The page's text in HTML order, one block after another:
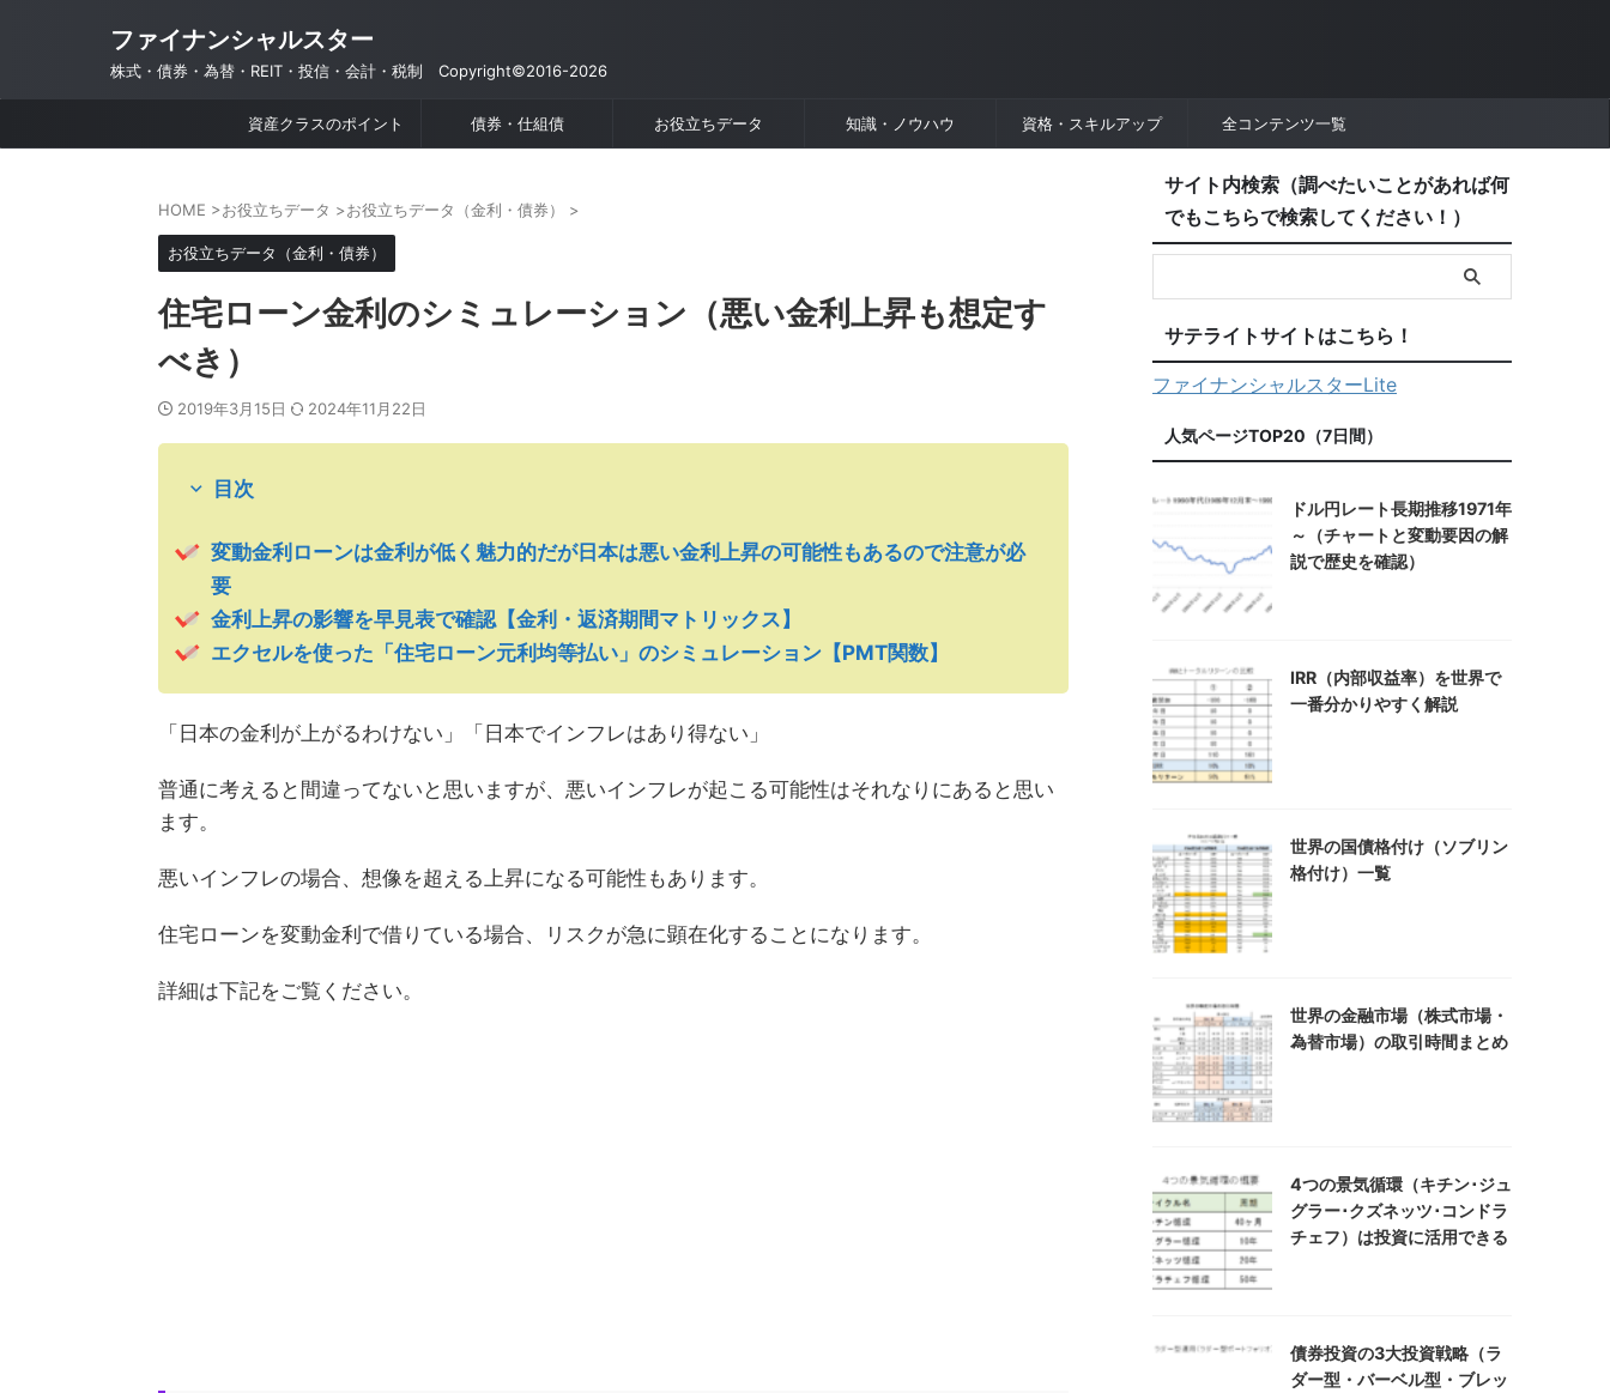
ファイナンシャルスター
株式・債券・為替・REIT・投信・会計・税制 Copyright©2016-2026
資産クラスのポイント 債券・仕組債 お役立ちデータ 知識・ノウハウ 資格・スキルアップ 全コンテンツ一覧
HOME >お役立ちデータ >お役立ちデータ（金利・債券） >
お役立ちデータ（金利・債券）
住宅ローン金利のシミュレーション（悪い金利上昇も想定す
べき）
2019年3月15日 2024年11月22日
目次
変動金利ローンは金利が低く魅力的だが日本は悪い金利上昇の可能性もあるので注意が必
要
金利上昇の影響を早見表で確認【金利・返済期間マトリックス】
エクセルを使った「住宅ローン元利均等払い」のシミュレーション【PMT関数】
「日本の金利が上がるわけない」「日本でインフレはあり得ない」
普通に考えると間違ってないと思いますが、悪いインフレが起こる可能性はそれなりにあると思い
ます。
悪いインフレの場合、想像を超える上昇になる可能性もあります。
住宅ローンを変動金利で借りている場合、リスクが急に顕在化することになります。
詳細は下記をご覧ください。
サイト内検索（調べたいことがあれば何
でもこちらで検索してください！）
サテライトサイトはこちら！
ファイナンシャルスターLite
人気ページTOP20（7日間）
ドル円レート長期推移1971年
～（チャートと変動要因の解
説で歴史を確認）
IRR（内部収益率）を世界で
一番分かりやすく解説
世界の国債格付け（ソブリン
格付け）一覧
世界の金融市場（株式市場・
為替市場）の取引時間まとめ
4つの景気循環（キチン･ジュ
グラー･クズネッツ･コンドラ
チェフ）は投資に活用できる
債券投資の3大投資戦略（ラ
ダー型・バーベル型・ブレッ